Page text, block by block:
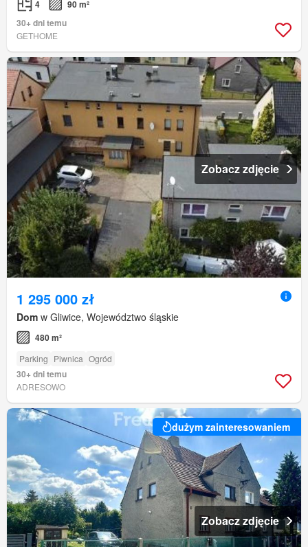
4
90 m²
30+ dni temu
GETHOME
Zobacz zdjęcie
1 295 000 zł
Dom w Gliwice, Województwo śląskie
480 m²
Parking Piwnica Ogród
30+ dni temu
ADRESOWO
dużym zainteresowaniem
Zobacz zdjęcie